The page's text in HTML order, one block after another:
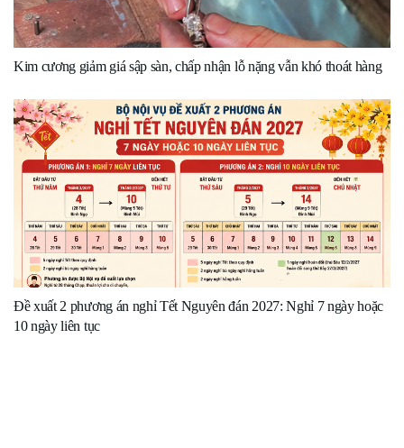
Kim cương giảm giá sập sàn, chấp nhận lỗ nặng vẫn khó thoát hàng
Đề xuất 2 phương án nghỉ Tết Nguyên đán 2027: Nghỉ 7 ngày hoặc
10 ngày liên tục